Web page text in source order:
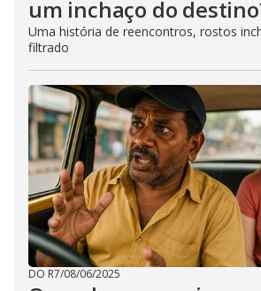
um inchaço do
Uma história de reencontros, rostos
filtrado
DO R7/08/06/2025